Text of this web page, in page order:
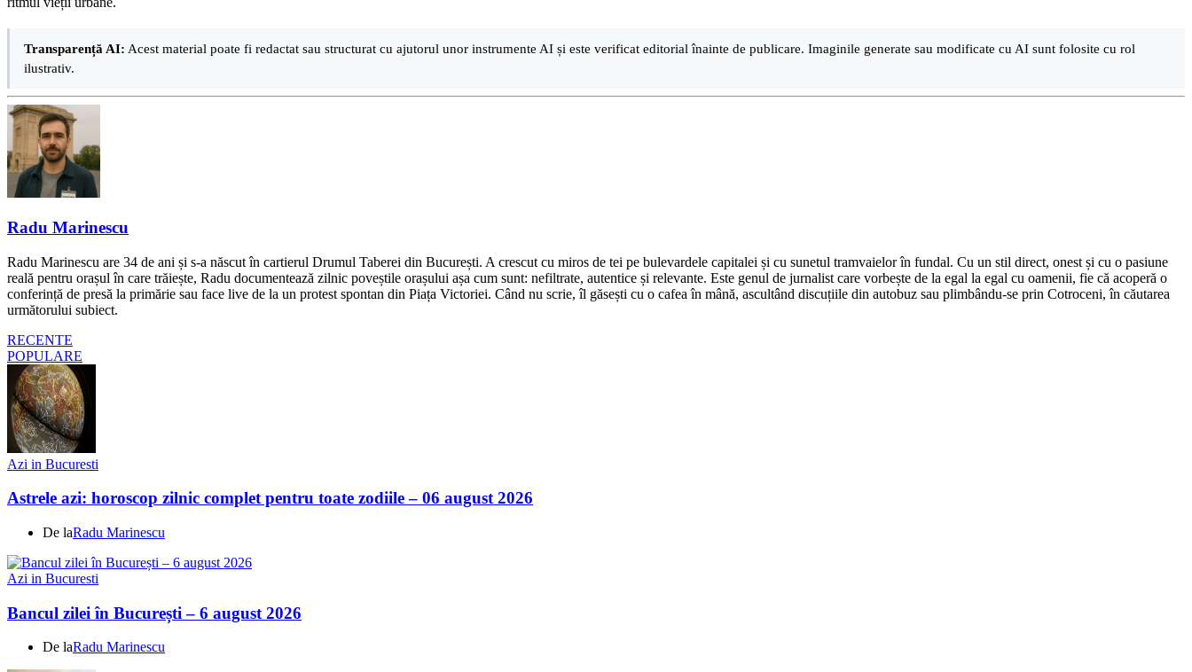
Transparență AI: Acest material poate fi redactat sau structurat cu ajutorul unor instrumente AI și este verificat editorial înainte de publicare. Imaginile generate sau modificate cu AI sunt folosite cu rol
ilustrativ.
Radu Marinescu
Radu Marinescu are 34 de ani și s-a născut în cartierul Drumul Taberei din București. A crescut cu miros de tei pe bulevardele capitalei și cu sunetul tramvaielor în fundal. Cu un stil direct, onest și cu o pasiune
reală pentru orașul în care trăiește, Radu documentează zilnic poveștile orașului așa cum sunt: nefiltrate, autentice și relevante. Este genul de jurnalist care vorbește de la egal la egal cu oamenii, fie că acoperă o
conferință de presă la primărie sau face live de la un protest spontan din Piața Victoriei. Când nu scrie, îl găsești cu o cafea în mână, ascultând discuțiile din autobuz sau plimbându-se prin Cotroceni, în căutarea
următorului subiect.
RECENTE
POPULARE
Azi in Bucuresti
Astrele azi: horoscop zilnic complet pentru toate zodiile – 06 august 2026
De laRadu Marinescu
Azi in Bucuresti
Bancul zilei în București – 6 august 2026
De laRadu Marinescu